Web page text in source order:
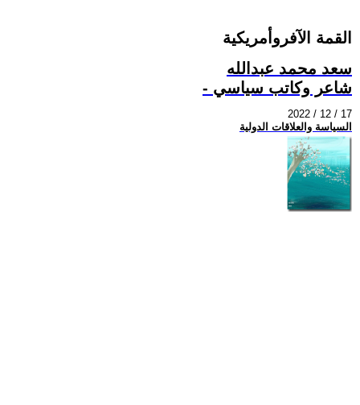
القمة الآفروأمريكية
سعد محمد عبدالله
- شاعر وكاتب سياسي
2022 / 12 / 17
السياسة والعلاقات الدولية